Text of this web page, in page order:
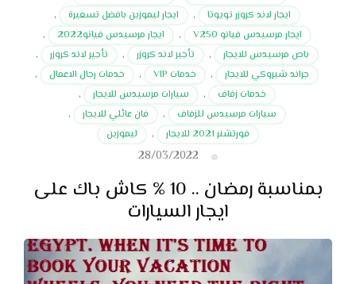
ايجار لاند كروزر تويوتا
, ايجار ليموزين بافضل تسعيرة
,
ايجار مرسيدس فيانو V250
, ايجار مرسيدس فيانو2022
,
باص مرسيدس للايجار
, تأجير لاند كروزر , تأجير لاند كروزر
,
جراند شيروكي للايجار
, خدمات VIP , خدمات رجال الاعمال
,
خدمات زفاف
, سيارات مرسيدس للايجار
,
سيارات مرسيدس للزفاف
, فان عائلي للايجار
,
فورتشنر 2021 للايجار
, ليموزين
28/03/2022
بمناسبة رمضان .. 10 % كاش باك على
ايجار السيارات